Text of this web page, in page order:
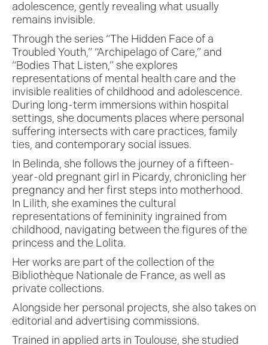
adolescence, gently revealing what usually
remains invisible.
Through the series “The Hidden Face of a
Troubled Youth,” “Archipelago of Care,” and
“Bodies That Listen,” she explores
representations of mental health care and the
invisible realities of childhood and adolescence.
During long-term immersions within hospital
settings, she documents places where personal
suffering intersects with care practices, family
ties, and contemporary social issues.
In Belinda, she follows the journey of a fifteen-
year-old pregnant girl in Picardy, chronicling her
pregnancy and her first steps into motherhood.
In Lilith, she examines the cultural
representations of femininity ingrained from
childhood, navigating between the figures of the
princess and the Lolita.
Her works are part of the collection of the
Bibliothèque Nationale de France, as well as
private collections.
Alongside her personal projects, she also takes on
editorial and advertising commissions.
Trained in applied arts in Toulouse, she studied